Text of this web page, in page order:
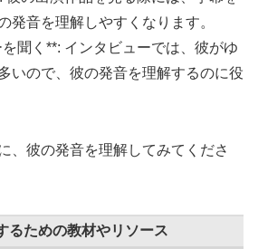
発音を理解しやすくなります。
聞く**: インタビューでは、彼がゆ
いので、彼の発音を理解するのに役
、彼の発音を理解してみてくださ
るための教材やリソース